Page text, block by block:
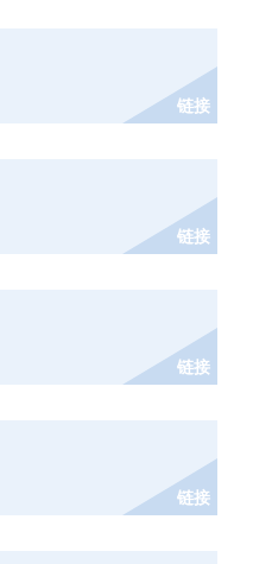
链接
链接
链接
链接